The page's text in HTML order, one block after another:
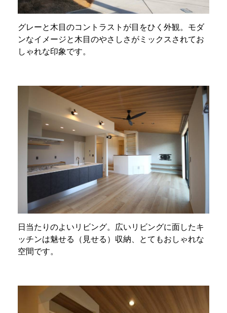
グレーと木目のコントラストが目をひく外観。モダ
ンなイメージと木目のやさしさがミックスされてお
しゃれな印象です。
日当たりのよいリビング。広いリビングに面したキ
ッチンは魅せる（見せる）収納、とてもおしゃれな
空間です。